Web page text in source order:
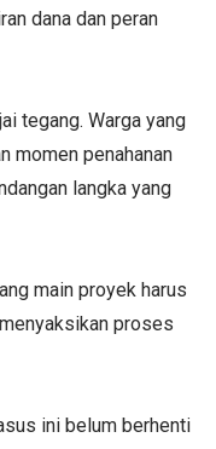
dana dan peran
tegang. Warga yang
momen penahanan
langka yang
main proyek harus
proses
ini belum berhenti